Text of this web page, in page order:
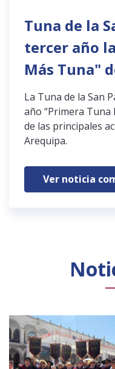
Tuna de la
tercer año
Más Tuna"
La Tuna de la San
año “Primera
de las principales
Arequipa.
Ver noticia